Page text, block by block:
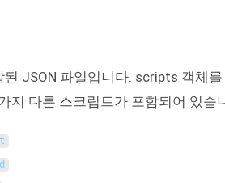
된 JSON 파일입니다. scripts 객체
지 다른 스크립트가 포함되어 있습